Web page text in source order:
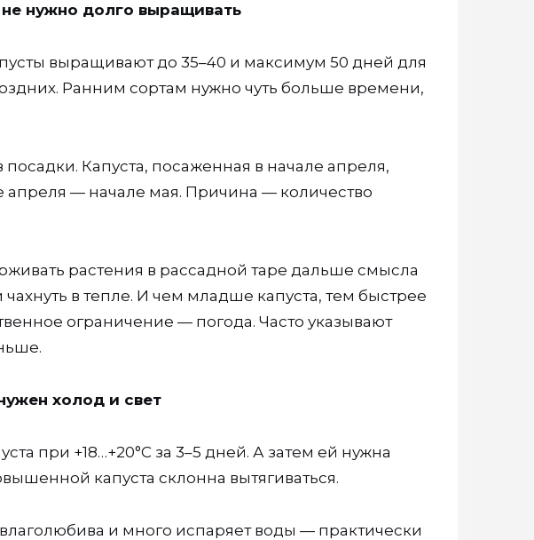
не нужно долго выращивать
выращивают до 35–40 и максимум 50 дней для
Ранним сортам нужно чуть больше времени,
Капуста, посаженная в начале апреля,
— начале мая. Причина — количество
растения в рассадной таре дальше смысла
чахнуть в тепле. И чем младше капуста, тем быстрее
ограничение — погода. Часто указывают
холод и свет
при +18…+20°С за 3–5 дней. А затем ей нужна
капуста склонна вытягиваться.
и много испаряет воды — практически